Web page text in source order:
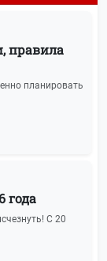
правила
планировать
года
С 20